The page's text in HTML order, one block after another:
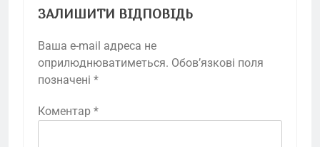
ЗАЛИШИТИ ВІДПОВІДЬ
Ваша e-mail адреса не
оприлюднюватиметься. Обов’язкові поля
позначені *
Коментар *